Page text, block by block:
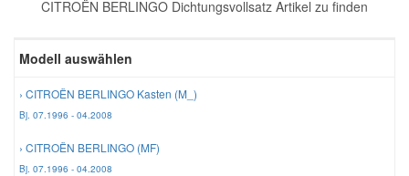
CITROËN BERLINGO Dichtungsvollsatz Artikel zu finden
Modell auswählen
› CITROËN BERLINGO Kasten (M_)
Bj. 07.1996 - 04.2008
› CITROËN BERLINGO (MF)
Bj. 07.1996 - 04.2008
Zündanlage und Glühanlage
Daihatsu Ersatzteile